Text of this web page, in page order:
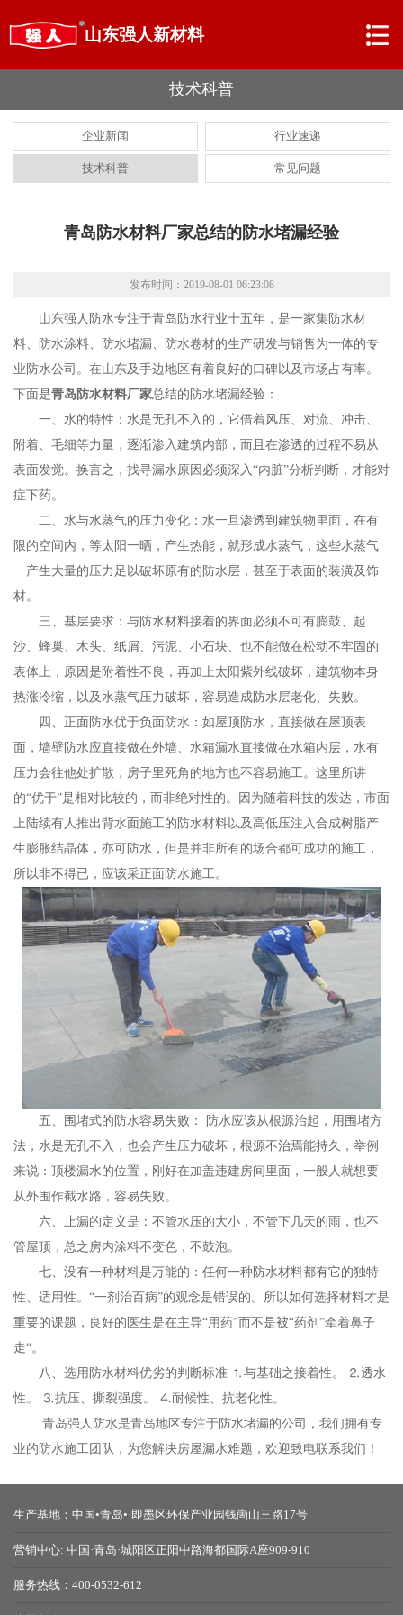
山东强人新材料
技术科普
企业新闻 行业速递
技术科普 常见问题
青岛防水材料厂家总结的防水堵漏经验
发布时间：2019-08-01 06:23:08
山东强人防水专注于青岛防水行业十五年，是一家集防水材
料、防水涂料、防水堵漏、防水卷材的生产研发与销售为一体的专
业防水公司。在山东及手边地区有着良好的口碑以及市场占有率。
下面是青岛防水材料厂家总结的防水堵漏经验：
一、水的特性：水是无孔不入的，它借着风压、对流、冲击、
附着、毛细等力量，逐渐渗入建筑内部，而且在渗透的过程不易从
表面发觉。换言之，找寻漏水原因必须深入“内脏”分析判断，才能对
症下药。
二、水与水蒸气的压力变化：水一旦渗透到建筑物里面，在有
限的空间内，等太阳一晒，产生热能，就形成水蒸气，这些水蒸气
产生大量的压力足以破坏原有的防水层，甚至于表面的装潢及饰
材。
三、基层要求：与防水材料接着的界面必须不可有膨鼓、起
沙、蜂巢、木头、纸屑、污泥、小石块、也不能做在松动不牢固的
表体上，原因是附着性不良，再加上太阳紫外线破坏，建筑物本身
热涨冷缩，以及水蒸气压力破坏，容易造成防水层老化、失败。
四、正面防水优于负面防水：如屋顶防水，直接做在屋顶表
面，墙壁防水应直接做在外墙、水箱漏水直接做在水箱内层，水有
压力会往他处扩散，房子里死角的地方也不容易施工。这里所讲
的“优于”是相对比较的，而非绝对性的。因为随着科技的发达，市面
上陆续有人推出背水面施工的防水材料以及高低压注入合成树脂产
生膨胀结晶体，亦可防水，但是并非所有的场合都可成功的施工，
所以非不得已，应该采正面防水施工。
五、围堵式的防水容易失败： 防水应该从根源治起，用围堵方
法，水是无孔不入，也会产生压力破坏，根源不治焉能持久，举例
来说：顶楼漏水的位置，刚好在加盖违建房间里面，一般人就想要
从外围作截水路，容易失败。
六、止漏的定义是：不管水压的大小，不管下几天的雨，也不
管屋顶，总之房内涂料不变色，不鼓泡。
七、没有一种材料是万能的：任何一种防水材料都有它的独特
性、适用性。“一剂治百病”的观念是错误的。所以如何选择材料才是
重要的课题，良好的医生是在主导“用药”而不是被“药剂”牵着鼻子
走“。
八、选用防水材料优劣的判断标准 ⒈与基础之接着性。 ⒉透水
性。 ⒊抗压、撕裂强度。 ⒋耐候性、抗老化性。
青岛强人防水是青岛地区专注于防水堵漏的公司，我们拥有专
业的防水施工团队，为您解决房屋漏水难题，欢迎致电联系我们！
生产基地：中国•青岛•·即墨区环保产业园钱崮山三路17号
营销中心: 中国·青岛·城阳区正阳中路海都国际A座909-910
服务热线：400-0532-612